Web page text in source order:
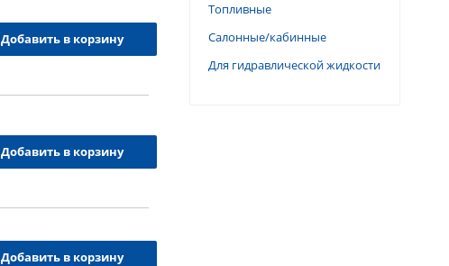
Добавить в корзину
Добавить в корзину
Добавить в корзину
Топливные
Салонные/кабинные
Для гидравлической жидкости